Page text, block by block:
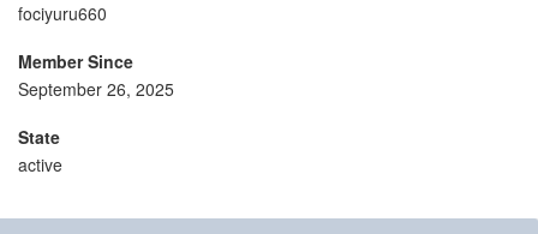
fociyuru660
Member Since
September 26, 2025
State
active